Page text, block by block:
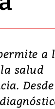
a
salud
Desde
lanza su
con
de